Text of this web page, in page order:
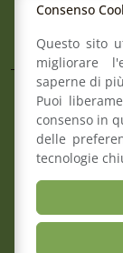
7
Consenso
Questo sito
migliorare
saperne di
Puoi
consenso in
delle
tecnologie